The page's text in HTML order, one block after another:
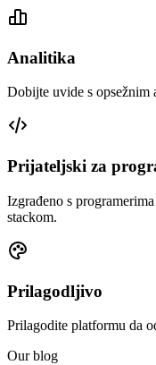
Analitika
Dobijte uvide s opsežnim
Prijateljski za
Izgrađeno s
stackom.
Prilagodljivo
Prilagodite platformu da
Our blog